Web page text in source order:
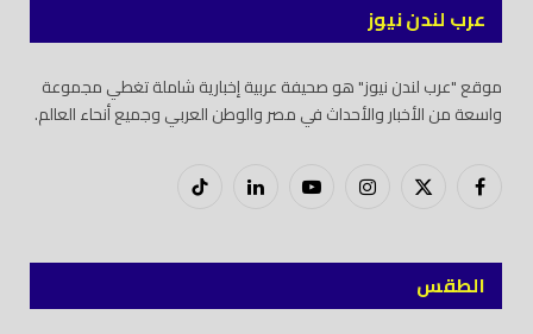
عرب لندن نيوز
موقع "عرب لندن نيوز" هو صحيفة عربية إخبارية شاملة تغطي مجموعة
واسعة من الأخبار والأحداث في مصر والوطن العربي وجميع أنحاء العالم.
فيسبوكX
إنستغراميوتيوب لينكدود
تيك
الطقس